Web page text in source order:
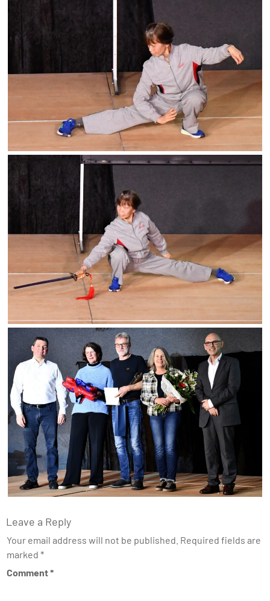
Leave a Reply
Your email address will not be published. Required fields are
marked *
Comment*